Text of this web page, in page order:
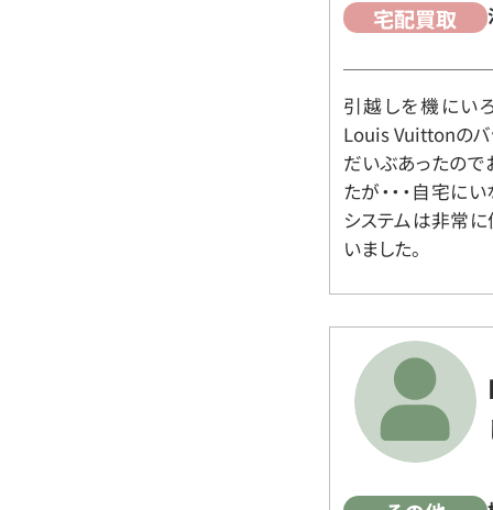
宅配買取
引越しを機にい
Louis Vuittonのバ
だいぶあったので
たが・・・自宅に
システムは非常に
いました。